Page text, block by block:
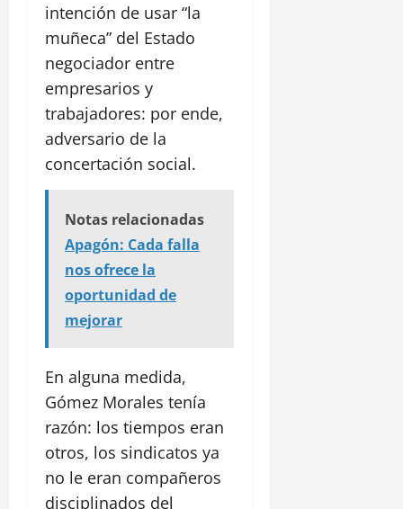
intención de usar “la
muñeca” del Estado
negociador entre
empresarios y
trabajadores: por ende,
adversario de la
concertación social.
Notas relacionadas
Apagón: Cada falla
nos ofrece la
oportunidad de
mejorar
En alguna medida,
Gómez Morales tenía
razón: los tiempos eran
otros, los sindicatos ya
no le eran compañeros
disciplinados del